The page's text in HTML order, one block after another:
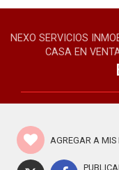
NEXO SERVICIOS
CASA EN
AGREGAR A MIS